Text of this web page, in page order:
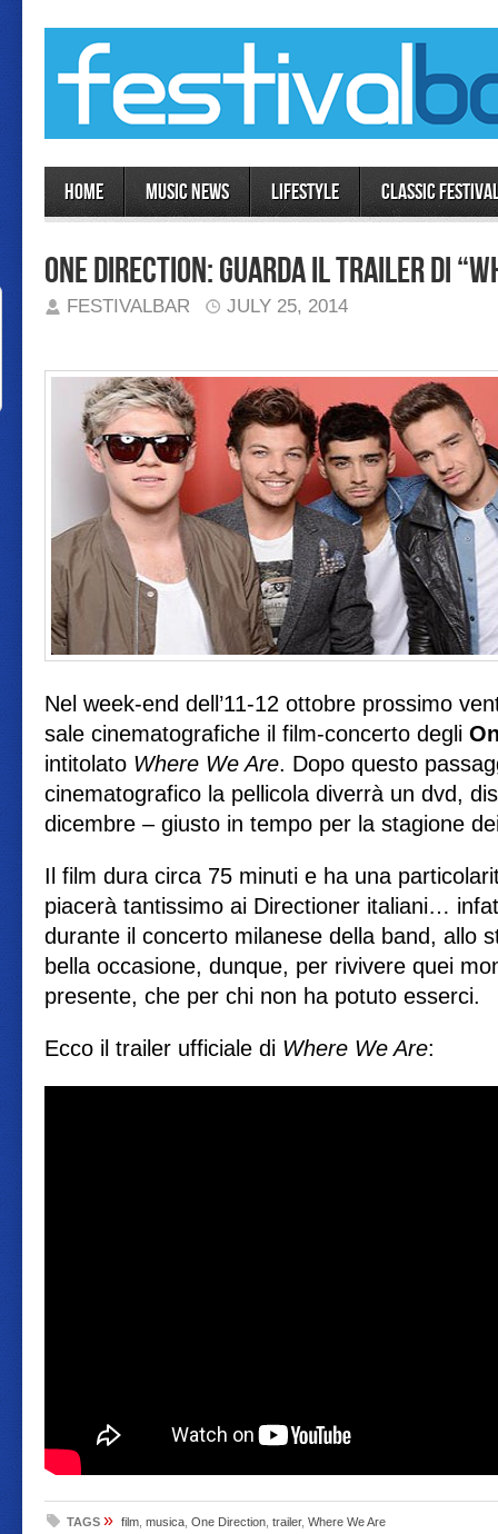
Home MUSIC NEWS LIFESTYLE Classic
One Direction: guarda il trailer di
FESTIVALBAR JULY 25, 2014
Nel week-end dell’11-12 ottobre prossimo
sale cinematografiche il film-concerto degli
intitolato Where We Are. Dopo questo
cinematografico la pellicola diverrà un dvd,
dicembre – giusto in tempo per la stagione
Il film dura circa 75 minuti e ha una
piacerà tantissimo ai Directioner italiani…
durante il concerto milanese della band, allo
bella occasione, dunque, per rivivere quei
presente, che per chi non ha potuto esserci.
Ecco il trailer ufficiale di Where We Are:
TAGS » film musica One Direction trailer, Where We Are